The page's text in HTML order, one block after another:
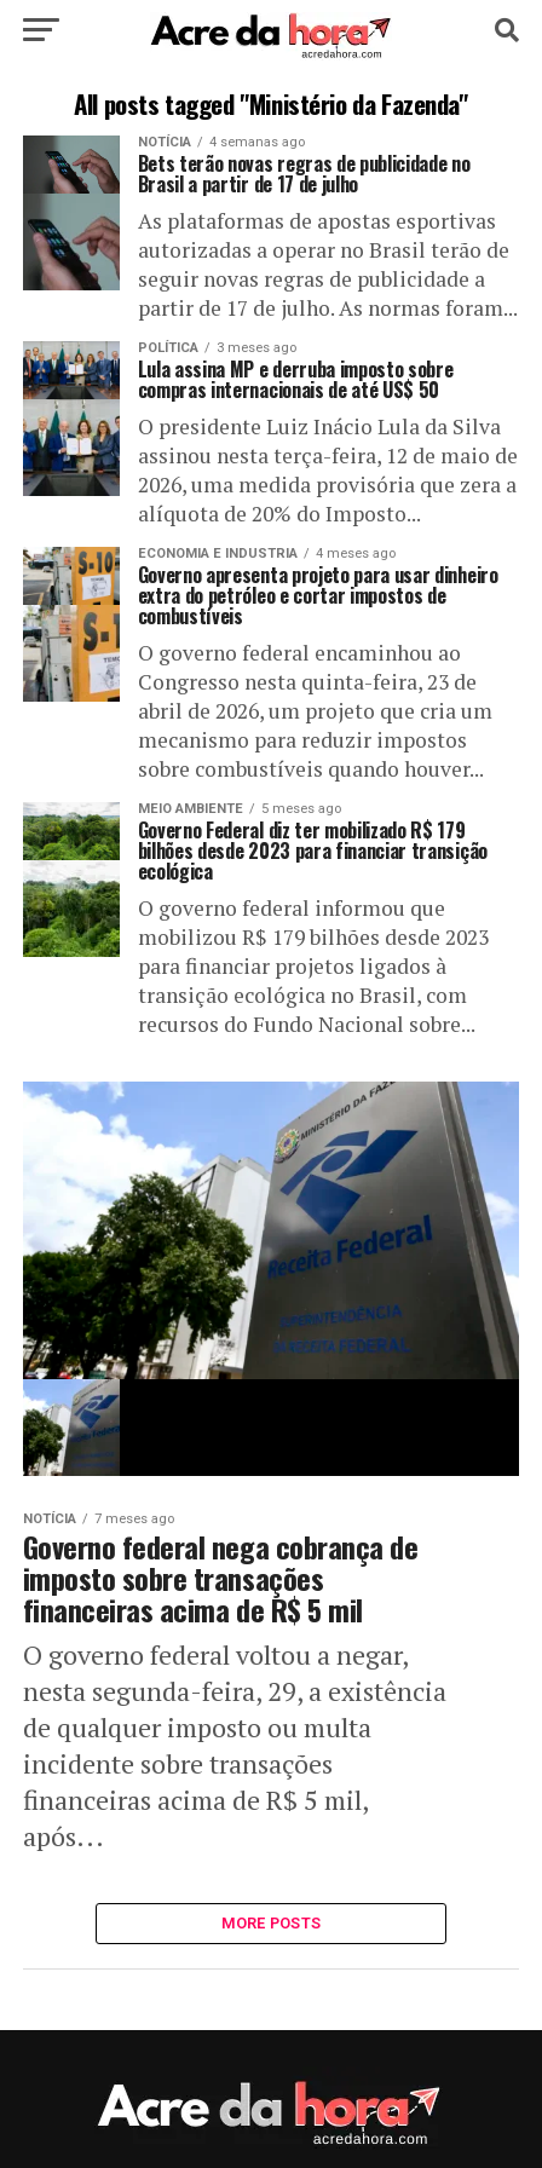
HOME POLÍTICA CULTURA ESPORTE
EDUCAÇÃO NOTÍCIA MUNDO
All posts tagged "Ministério da Fazenda"
NOTÍCIA 4 semanas ago
Bets terão novas regras de publicidade no
Brasil a partir de 17 de julho
As plataformas de apostas esportivas
autorizadas a operar no Brasil terão de
seguir novas regras de publicidade a
partir de 17 de julho. As normas foram...
POLÍTICA 3 meses ago
Lula assina MP e derruba imposto sobre
compras internacionais de até US$ 50
O presidente Luiz Inácio Lula da Silva
assinou nesta terça-feira, 12 de maio de
2026, uma medida provisória que zera a
alíquota de 20% do Imposto...
ECONOMIA E INDUSTRIA 4 meses ago
Governo apresenta projeto para usar dinheiro
extra do petróleo e cortar impostos de
combustíveis
O governo federal encaminhou ao
Congresso nesta quinta-feira, 23 de
abril de 2026, um projeto que cria um
mecanismo para reduzir impostos
sobre combustíveis quando houver...
MEIO AMBIENTE 5 meses ago
Governo Federal diz ter mobilizado R$ 179
bilhões desde 2023 para financiar transição
ecológica
O governo federal informou que
mobilizou R$ 179 bilhões desde 2023
para financiar projetos ligados à
transição ecológica no Brasil, com
recursos do Fundo Nacional sobre...
NOTÍCIA 7 meses ago
Governo federal nega cobrança de
imposto sobre transações
financeiras acima de R$ 5 mil
O governo federal voltou a negar,
nesta segunda-feira, 29, a existência
de qualquer imposto ou multa
incidente sobre transações
financeiras acima de R$ 5 mil,
após...
MORE POSTS